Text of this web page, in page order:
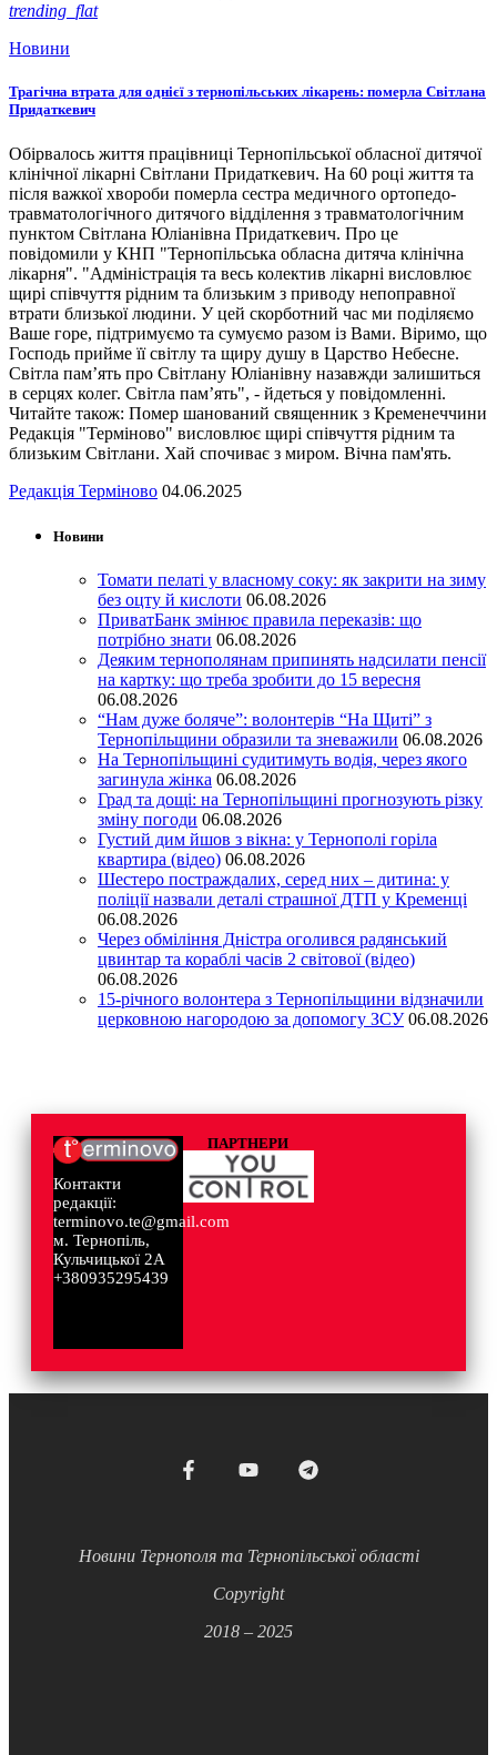
trending_flat
Новини
Трагічна втрата для однієї з тернопільських лікарень: померла Світлана
Придаткевич
Обірвалось життя працівниці Тернопільської обласної дитячої
клінічної лікарні Світлани Придаткевич. На 60 році життя та
після важкої хвороби померла сестра медичного ортопедо-
травматологічного дитячого відділення з травматологічним
пунктом Світлана Юліанівна Придаткевич. Про це
повідомили у КНП "Тернопільська обласна дитяча клінічна
лікарня". "Адміністрація та весь колектив лікарні висловлює
щирі співчуття рідним та близьким з приводу непоправної
втрати близької людини. У цей скорботний час ми поділяємо
Ваше горе, підтримуємо та сумуємо разом із Вами. Віримо, що
Господь прийме її світлу та щиру душу в Царство Небесне.
Світла пам’ять про Світлану Юліанівну назавжди залишиться
в серцях колег. Світла пам’ять", - йдеться у повідомленні.
Читайте також: Помер шанований священник з Кременеччини
Редакція "Терміново" висловлює щирі співчуття рідним та
близьким Світлани. Хай спочиває з миром. Вічна пам'ять.
Редакція Терміново 04.06.2025
Новини
Томати пелаті у власному соку: як закрити на зиму
без оцту й кислоти 06.08.2026
ПриватБанк змінює правила переказів: що
потрібно знати 06.08.2026
Деяким тернополянам припинять надсилати пенсії
на картку: що треба зробити до 15 вересня
06.08.2026
“Нам дуже боляче”: волонтерів “На Щиті” з
Тернопільщини образили та зневажили 06.08.2026
На Тернопільщині судитимуть водія, через якого
загинула жінка 06.08.2026
Град та дощі: на Тернопільщині прогнозують різку
зміну погоди 06.08.2026
Густий дим йшов з вікна: у Тернополі горіла
квартира (відео) 06.08.2026
Шестеро постраждалих, серед них – дитина: у
поліції назвали деталі страшної ДТП у Кременці
06.08.2026
Через обміління Дністра оголився радянський
цвинтар та кораблі часів 2 світової (відео)
06.08.2026
15-річного волонтера з Тернопільщини відзначили
церковною нагородою за допомогу ЗСУ 06.08.2026
Контакти
редакції:
terminovo.te@gmail.com
м. Тернопіль,
Кульчицької 2А
+380935295439
ПАРТНЕРИ
Новини Тернополя та Тернопільської області
Copyright
2018 – 2025